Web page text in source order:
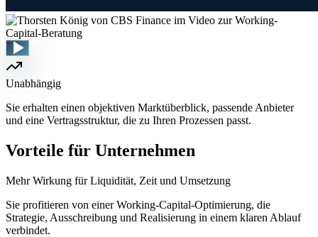
Unabhängig
Sie erhalten einen objektiven Marktüberblick, passende Anbieter
und eine Vertragsstruktur, die zu Ihren Prozessen passt.
Vorteile für Unternehmen
Mehr Wirkung für Liquidität, Zeit und Umsetzung
Sie profitieren von einer Working-Capital-Optimierung, die
Strategie, Ausschreibung und Realisierung in einem klaren Ablauf
verbindet.